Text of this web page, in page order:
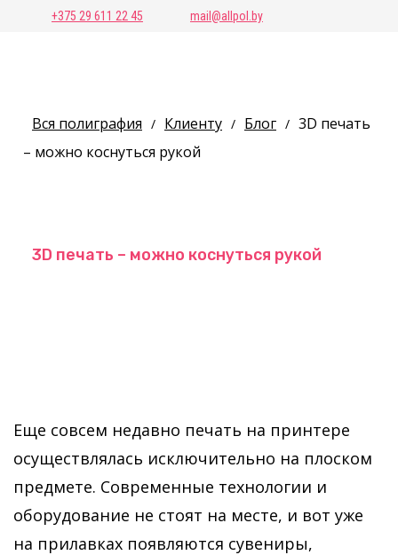
+375 29 611 22 45 mail@allpol.by
Вся полиграфия / Клиенту / Блог / 3D печать
– можно коснуться рукой
3D печать – можно коснуться рукой
Еще совсем недавно печать на принтере
осуществлялась исключительно на плоском
предмете. Современные технологии и
оборудование не стоят на месте, и вот уже
на прилавках появляются сувениры,